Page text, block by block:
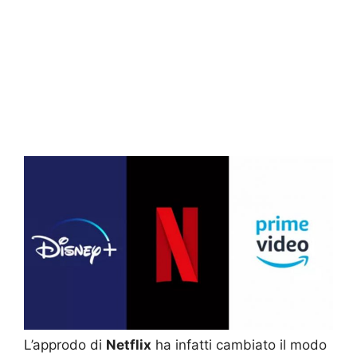
L’approdo di Netflix ha infatti cambiato il modo